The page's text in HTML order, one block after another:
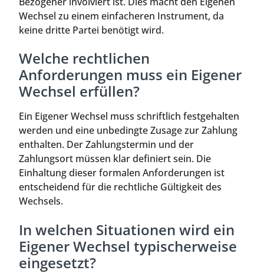
Wechsel zu einem einfacheren Instrument, da
keine dritte Partei benötigt wird.
Welche rechtlichen
Anforderungen muss ein Eigener
Wechsel erfüllen?
Ein Eigener Wechsel muss schriftlich festgehalten
werden und eine unbedingte Zusage zur Zahlung
enthalten. Der Zahlungstermin und der
Zahlungsort müssen klar definiert sein. Die
Einhaltung dieser formalen Anforderungen ist
entscheidend für die rechtliche Gültigkeit des
Wechsels.
In welchen Situationen wird ein
Eigener Wechsel typischerweise
eingesetzt?